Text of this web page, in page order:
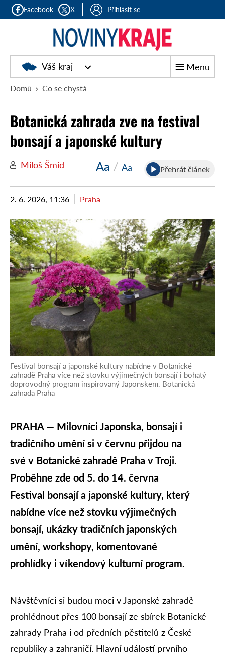
Facebook X Přihlásit se
Noviny
kraje
Váš kraj Menu
Domů Co se chystá
Botanická zahrada zve na festival
bonsají a japonské kultury
Miloš Šmíd Aa / Aa Přehrát článek
2. 6. 2026, 11:36 Praha
Festival bonsají a japonské kultury nabídne v Botanické
zahradě Praha více než stovku výjimečných bonsají i bohatý
doprovodný program inspirovaný Japonskem. Botanická
zahrada Praha
PRAHA — Milovníci Japonska, bonsají i
tradičního umění si v červnu přijdou na
své v Botanické zahradě Praha v Troji.
Proběhne zde od 5. do 14. června
Festival bonsají a japonské kultury, který
nabídne více než stovku výjimečných
bonsají, ukázky tradičních japonských
umění, workshopy, komentované
prohlídky i víkendový kulturní program.
Návštěvníci si budou moci v Japonské zahradě
prohlédnout přes 100 bonsají ze sbírek Botanické
zahrady Praha i od předních pěstitelů z České
republiky a zahraničí. Hlavní událostí prvního